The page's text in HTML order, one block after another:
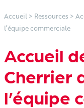
Accueil> Ressources >
l’équipe commerciale
Accueil
Cherrier
l’équipe